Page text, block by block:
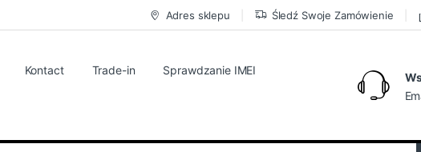
Adres sklepu Śledź Swoje Zamówienie
Kontact Trade-in Sprawdzanie IMEI